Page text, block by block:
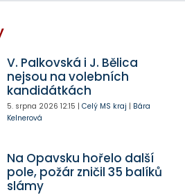
V. Palkovská i J. Bělica
nejsou na volebních
kandidátkách
5. srpna 2026 12:15 | Celý MS kraj | Bára
Kelnerová
Na Opavsku hořelo další
pole, požár zničil 35 balíků
slámy